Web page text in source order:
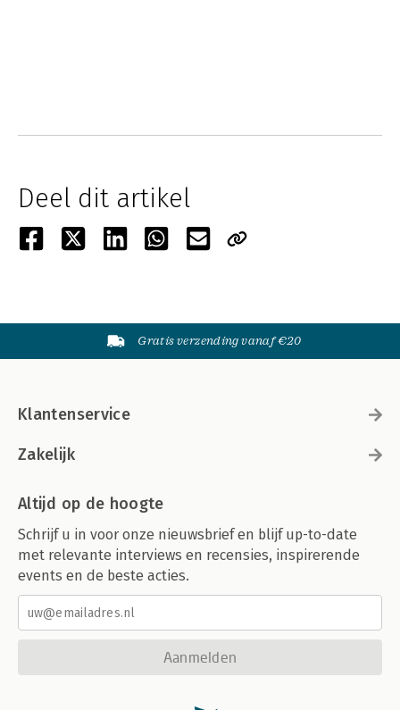
Deel dit artikel
Gratis verzending vanaf €20
Klantenservice
Zakelijk
Altijd op de hoogte
Schrijf u in voor onze nieuwsbrief en blijf up-to-date
met relevante interviews en recensies, inspirerende
events en de beste acties.
Aanmelden